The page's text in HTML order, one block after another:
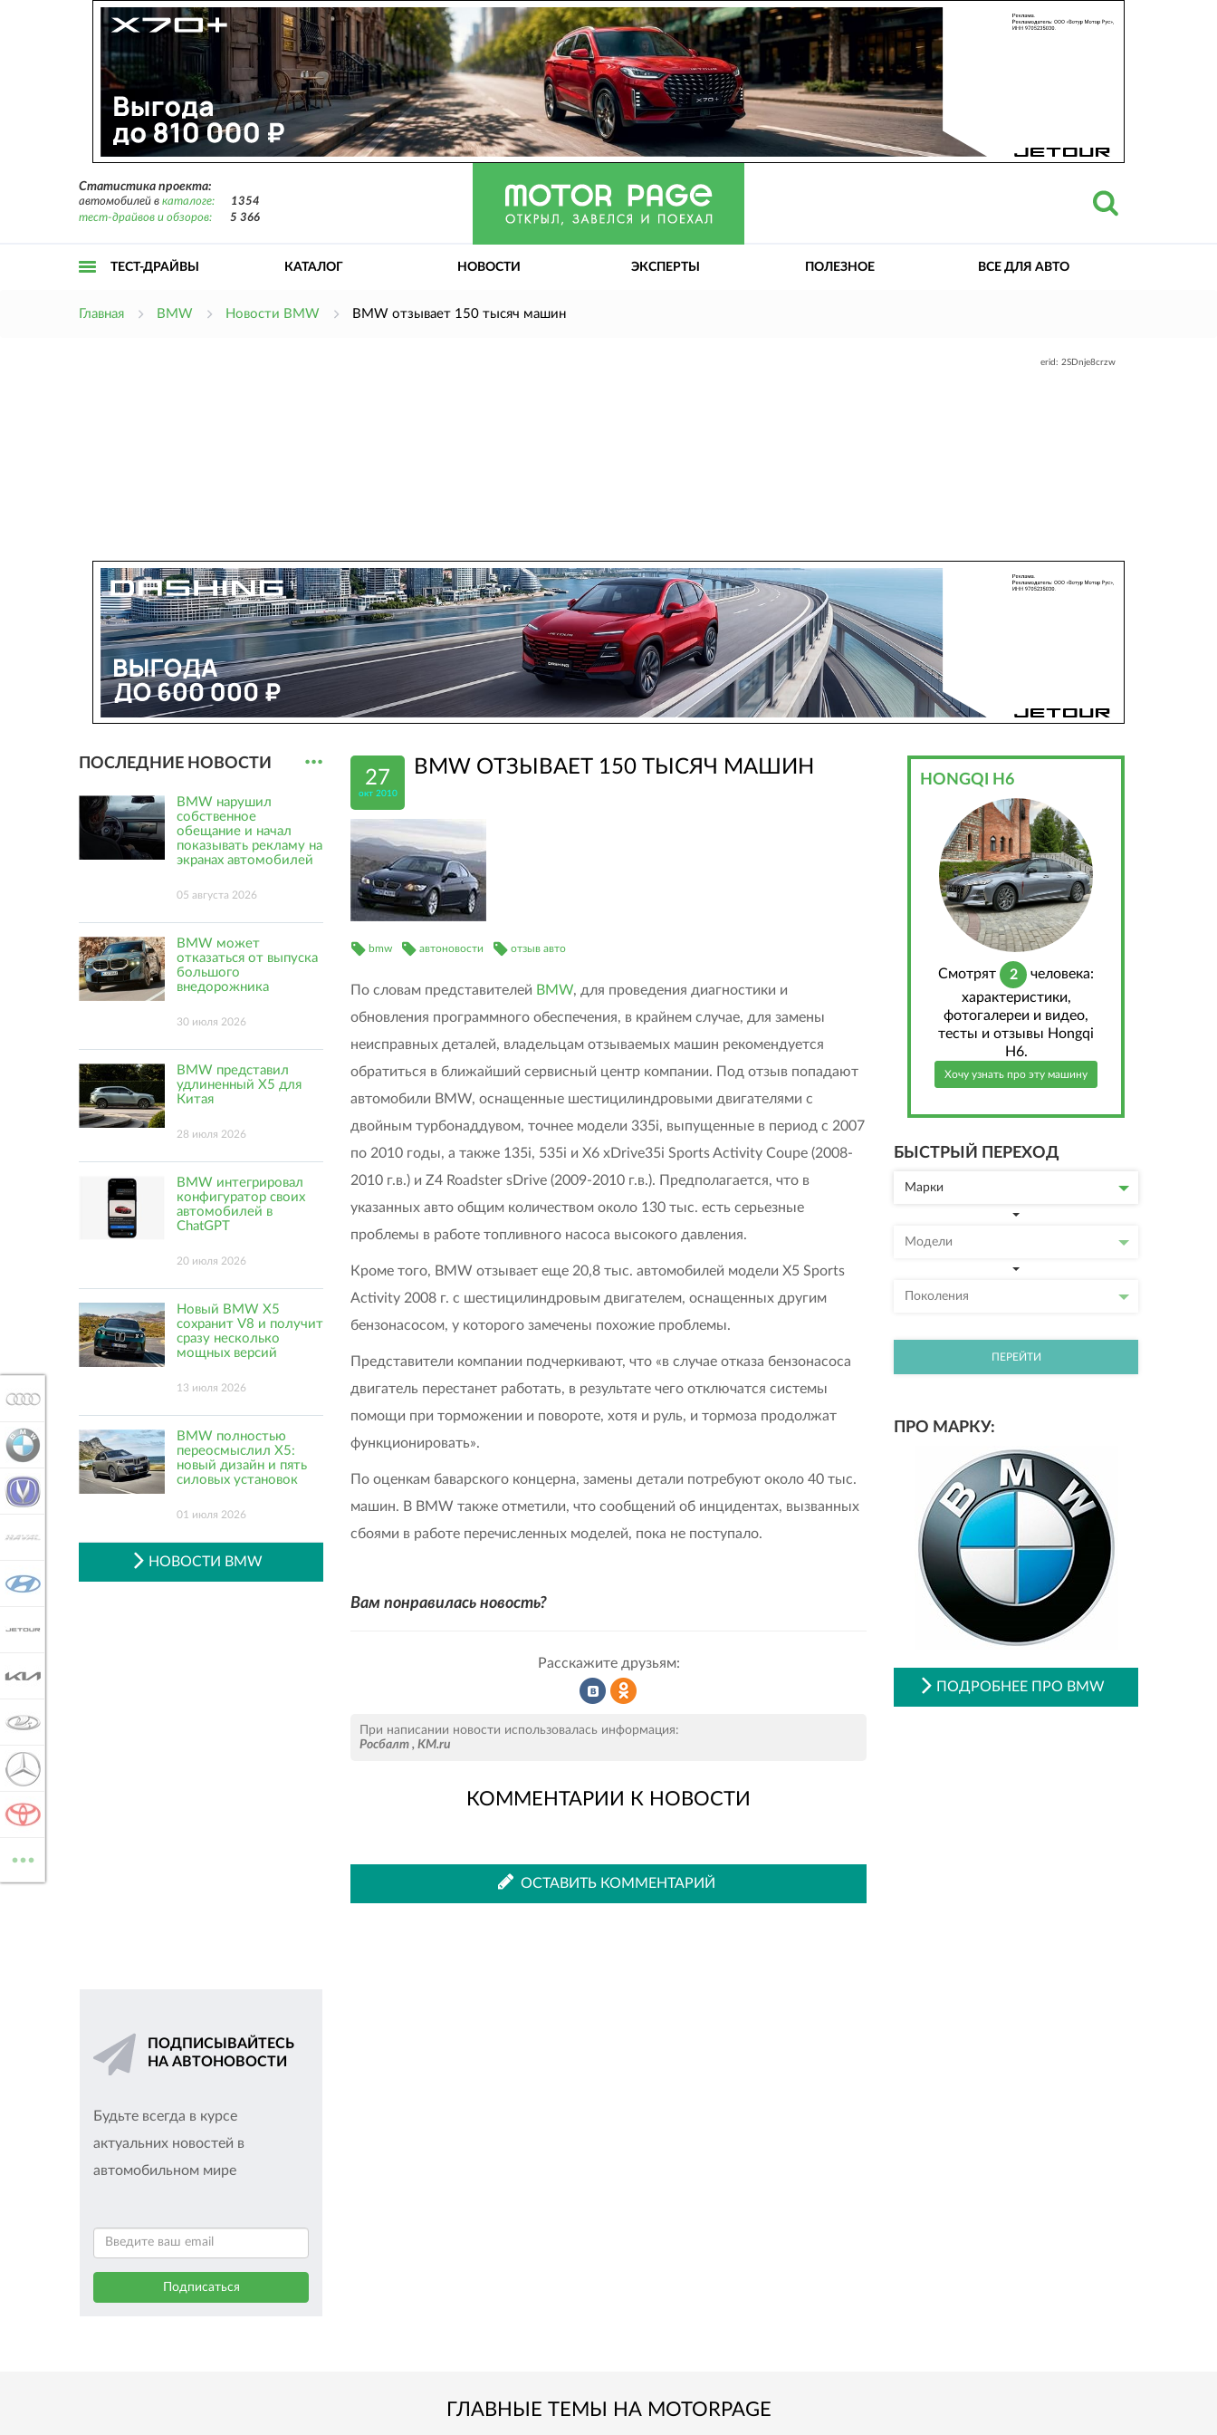
Статистика проекта:
автомобилей в каталоге:
1354
тест-драйвов и обзоров:
5 366
ТЕСТ-ДРАЙВЫ КАТАЛОГ НОВОСТИ ЭКСПЕРТЫ ПОЛЕЗНОЕ ВСЕ ДЛЯ АВТО
Главная BMW Новости BMW BMW отзывает 150 тысяч машин
erid: 2SDnje8crzw
27
окт 2010
BMW ОТЗЫВАЕТ 150 ТЫСЯЧ МАШИН
bmw автоновости отзыв авто
По словам представителей BMW, для проведения диагностики и
обновления программного обеспечения, в крайнем случае, для замены
неисправных деталей, владельцам отзываемых машин рекомендуется
обратиться в ближайший сервисный центр компании. Под отзыв попадают
автомобили BMW, оснащенные шестицилиндровыми двигателями с
двойным турбонаддувом, точнее модели 335i, выпущенные в период с 2007
по 2010 годы, а также 135i, 535i и X6 xDrive35i Sports Activity Coupe (2008-
2010 г.в.) и Z4 Roadster sDrive (2009-2010 г.в.). Предполагается, что в
указанных авто общим количеством около 130 тыс. есть серьезные
проблемы в работе топливного насоса высокого давления.
Кроме того, BMW отзывает еще 20,8 тыс. автомобилей модели X5 Sports
Activity 2008 г. с шестицилиндровым двигателем, оснащенных другим
бензонасосом, у которого замечены похожие проблемы.
Представители компании подчеркивают, что «в случае отказа бензонасоса
двигатель перестанет работать, в результате чего отключатся системы
помощи при торможении и повороте, хотя и руль, и тормоза продолжат
функционировать».
По оценкам баварского концерна, замены детали потребуют около 40 тыс.
машин. В BMW также отметили, что сообщений об инцидентах, вызванных
сбоями в работе перечисленных моделей, пока не поступало.
Вам понравилась новость?
Расскажите друзьям:
во
ВКонтакте
Одноклассниках
При написании новости использовалась информация:
Росбалт , KM.ru
КОММЕНТАРИИ К НОВОСТИ
ОСТАВИТЬ КОММЕНТАРИЙ
ПОСЛЕДНИЕ НОВОСТИ ...
BMW нарушил
собственное
обещание и начал
показывать рекламу на
экранах автомобилей
05 августа 2026
BMW может
отказаться от выпуска
большого
внедорожника
30 июля 2026
BMW представил
удлиненный X5 для
Китая
28 июля 2026
BMW интегрировал
конфигуратор своих
автомобилей в
ChatGPT
20 июля 2026
Новый BMW X5
сохранит V8 и получит
сразу несколько
мощных версий
13 июля 2026
BMW полностью
переосмыслил X5:
новый дизайн и пять
силовых установок
01 июля 2026
НОВОСТИ BMW
ПОДПИСЫВАЙТЕСЬ
НА АВТОНОВОСТИ
Будьте всегда в курсе
актуальних новостей в
автомобильном мире
HONGQI H6
Cмотрят 2
человека:
характеристики,
фотогалереи и видео,
тесты и отзывы Hongqi
H6.
Хочу узнать про эту машину
БЫСТРЫЙ ПЕРЕХОД
Марки
Модели
Поколения
ПЕРЕЙТИ
ПРО МАРКУ:
ПОДРОБНЕЕ ПРО BMW
ГЛАВНЫЕ ТЕМЫ НА MOTORPAGE
BMW
CHANGAN
HYUNDAI
...